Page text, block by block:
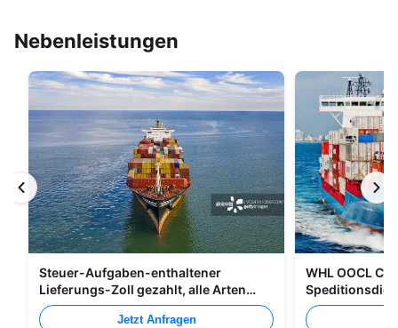
Nebenleistungen
Steuer-Aufgaben-enthaltener
Lieferungs-Zoll gezahlt, alle Arten
Verpacken versendend
Jetzt Anfragen
WHL OOCL
nach Kanada